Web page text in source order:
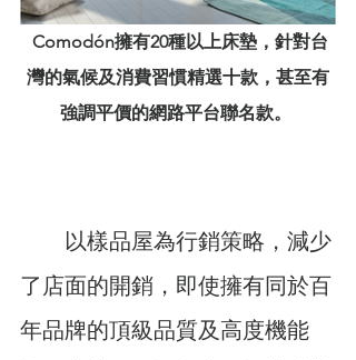
Comodón擁有20種以上床墊，針對台
灣的氣候及消費習慣精選十款，甚至有
強調平價的網路平台聯名款。
以樣品屋為行銷策略，減少
了店面的開銷，即使擁有同於百
年品牌的頂級品質及高度機能